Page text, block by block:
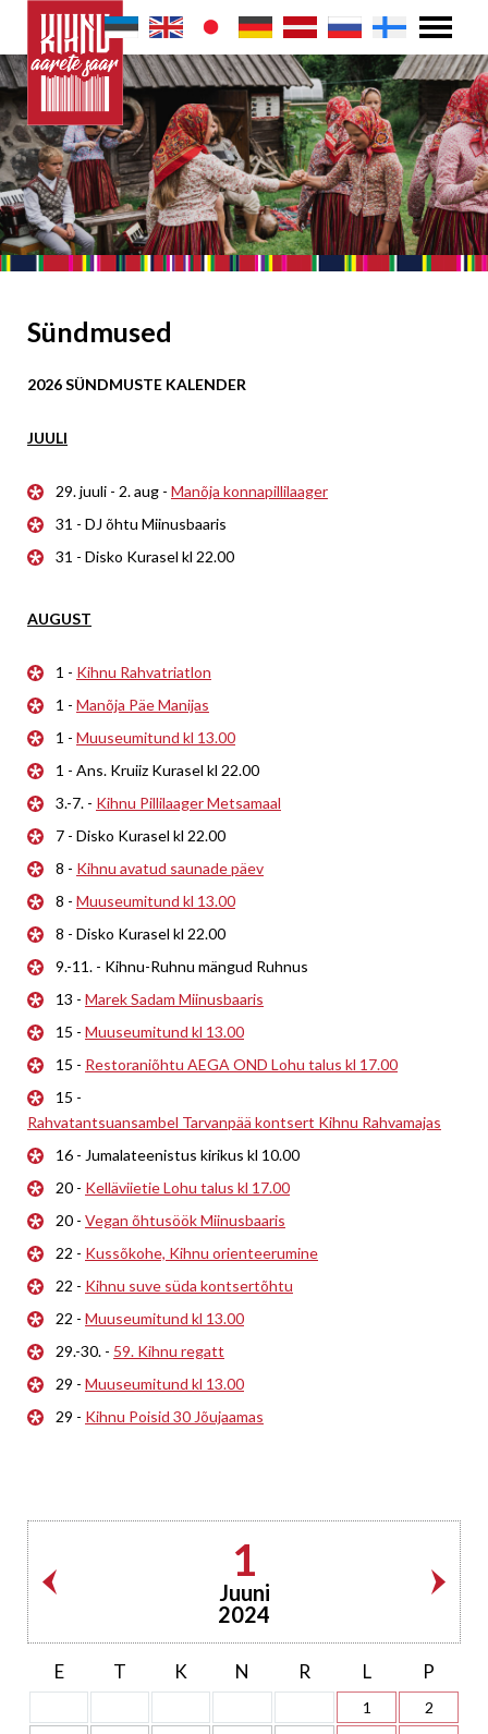
Sündmused
2026 SÜNDMUSTE KALENDER
JUULI
29. juuli - 2. aug - Manõja konnapillilaager
31 - DJ õhtu Miinusbaaris
31 - Disko Kurasel kl 22.00
AUGUST
1 - Kihnu Rahvatriatlon
1 - Manõja Päe Manijas
1 - Muuseumitund kl 13.00
1 - Ans. Kruiiz Kurasel kl 22.00
3.-7. - Kihnu Pillilaager Metsamaal
7 - Disko Kurasel kl 22.00
8 - Kihnu avatud saunade päev
8 - Muuseumitund kl 13.00
8 - Disko Kurasel kl 22.00
9.-11. - Kihnu-Ruhnu mängud Ruhnus
13 - Marek Sadam Miinusbaaris
15 - Muuseumitund kl 13.00
15 - Restoraniõhtu AEGA OND Lohu talus kl 17.00
15 -
Rahvatantsuansambel Tarvanpää kontsert Kihnu Rahvamajas
16 - Jumalateenistus kirikus kl 10.00
20 - Kelläviietie Lohu talus kl 17.00
20 - Vegan õhtusöök Miinusbaaris
22 - Kussõkohe, Kihnu orienteerumine
22 - Kihnu suve süda kontsertõhtu
22 - Muuseumitund kl 13.00
29.-30. - 59. Kihnu regatt
29 - Muuseumitund kl 13.00
29 - Kihnu Poisid 30 Jõujaamas
1
Juuni
2024
E T K N R L P
1
2